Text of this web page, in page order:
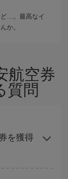
ど…。最高なイ
か。
航空券
質問
を獲得